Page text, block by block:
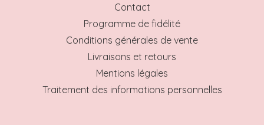
Contact
Programme de fidélité
Conditions générales de vente
Livraisons et retours
Mentions légales
Traitement des informations personnelles